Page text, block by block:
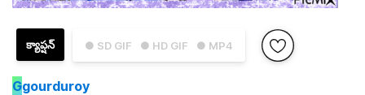
● SD GIF ● HD GIF ● MP4
క్యాప్షన్
Ggourduroy